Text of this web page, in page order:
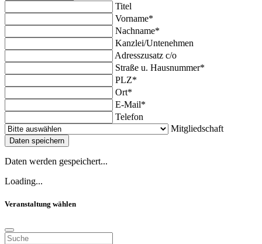
Titel
Vorname*
Nachname*
Kanzlei/Untenehmen
Adresszusatz c/o
Straße u. Hausnummer*
PLZ*
Ort*
E-Mail*
Telefon
Mitgliedschaft
Daten speichern
Daten werden gespeichert...
Loading...
Veranstaltung wählen